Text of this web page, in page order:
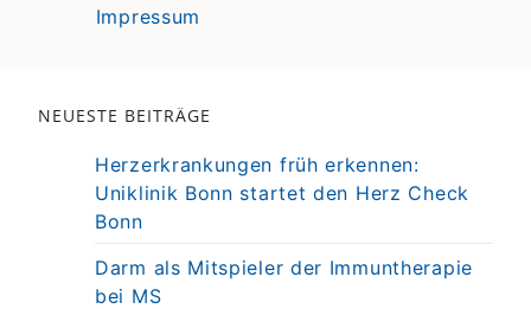
Impressum
NEUESTE BEITRÄGE
Herzerkrankungen früh erkennen:
Uniklinik Bonn startet den Herz Check
Bonn
Darm als Mitspieler der Immuntherapie
bei MS